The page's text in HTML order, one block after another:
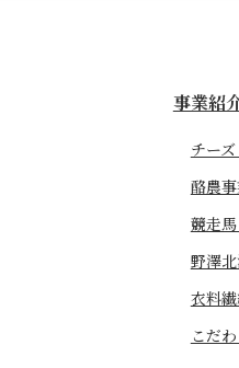
事業紹
チー
酪農
競走
野澤
衣料
こだ